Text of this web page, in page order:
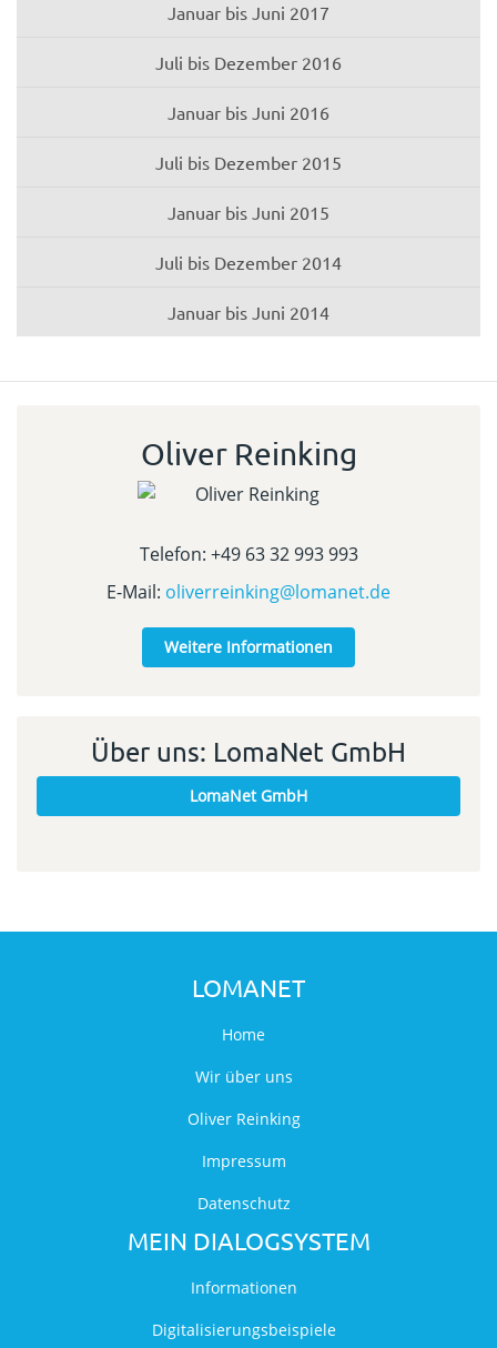
Januar bis Juni 2017
Juli bis Dezember 2016
Januar bis Juni 2016
Juli bis Dezember 2015
Januar bis Juni 2015
Juli bis Dezember 2014
Januar bis Juni 2014
Oliver Reinking
Telefon: +49 63 32 993 993
E-Mail: oliverreinking@lomanet.de
Weitere Informationen
Über uns: LomaNet GmbH
LomaNet GmbH
LOMANET
Home
Wir über uns
Oliver Reinking
Impressum
Datenschutz
MEIN DIALOGSYSTEM
Informationen
Digitalisierungsbeispiele